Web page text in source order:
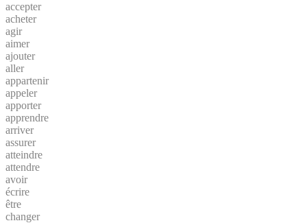
accepter
acheter
agir
aimer
ajouter
aller
appartenir
appeler
apporter
apprendre
arriver
assurer
atteindre
attendre
avoir
écrire
être
changer